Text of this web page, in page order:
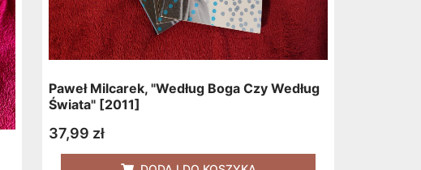
Paweł Milcarek, "Według Boga Czy Według
Świata" [2011]
37,99 zł